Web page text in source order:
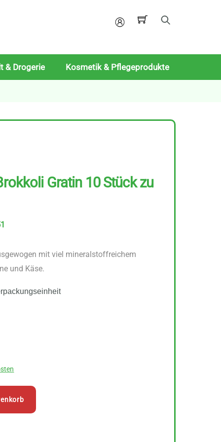
Mein
& Drogerie Kosmetik & Pflegeprodukte
Gratin 10 Stück zu
mit viel mineralstoffreichem
und Käse.